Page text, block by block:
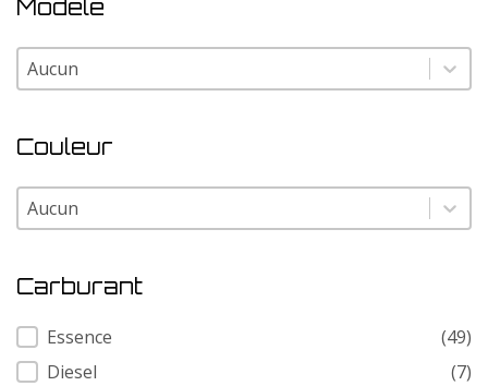
Modele
Modele
Modele
Couleur
Couleur
Couleur
Carburant
Carburant
Essence
(49)
Diesel
(7)